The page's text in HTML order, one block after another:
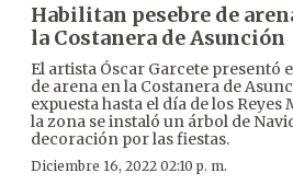
Habilitan pesebre de
la Costanera de Asunción
El artista Óscar Garcete presentó
de arena en la Costanera de
expuesta hasta el día de los
la zona se instaló un árbol de
decoración por las fiestas.
Diciembre 16, 2022 02:10 p. m.